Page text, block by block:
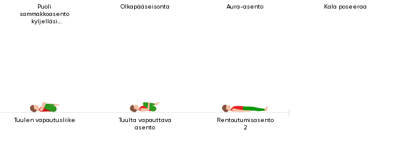
Puoli
sammakkoasento
kyljelläsi
Olkapääseisonta Aura-asento Kala poseeraa
Tuulen vapautusliike
Tuulta vapauttava
asento
Rentoutumisasento
2